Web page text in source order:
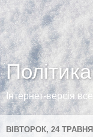
Інтернет-версія
ВІВТОРОК, 24 ТРАВНЯ